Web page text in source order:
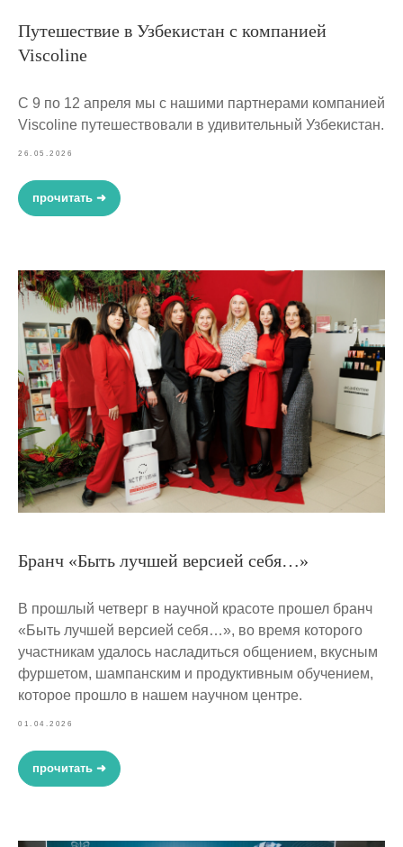
Путешествие в Узбекистан с компанией
Viscoline
С 9 по 12 апреля мы с нашими партнерами компанией
Viscoline путешествовали в удивительный Узбекистан.
26.05.2026
прочитать ➜
Бранч «Быть лучшей версией себя…»
В прошлый четверг в научной красоте прошел бранч
«Быть лучшей версией себя…», во время которого
участникам удалось насладиться общением, вкусным
фуршетом, шампанским и продуктивным обучением,
которое прошло в нашем научном центре.
01.04.2026
прочитать ➜